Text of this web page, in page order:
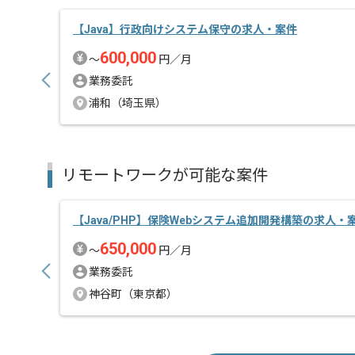
【Java】行政向けシステム保守の求人・案件
〜600,000 円／月
業務委託
浦和（埼玉県）
リモートワークが可能な案件
【Java/PHP】保険Webシステム追加開発構築の求人・
〜650,000 円／月
業務委託
神谷町（東京都）